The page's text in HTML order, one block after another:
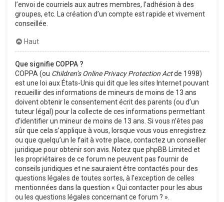
l’envoi de courriels aux autres membres, l’adhésion à des
groupes, etc. La création d’un compte est rapide et vivement
conseillée.
Haut
Que signifie COPPA ?
COPPA (ou Children’s Online Privacy Protection Actde 1998)
est une loi aux États-Unis qui dit que les sites Internet pouvant
recueillir des informations de mineurs de moins de 13 ans
doivent obtenir le consentement écrit des parents (ou d’un
tuteur légal) pour la collecte de ces informations permettant
d’identifier un mineur de moins de 13 ans. Si vous n’êtes pas
sûr que cela s’applique à vous, lorsque vous vous enregistrez
ou que quelqu’un le fait à votre place, contactez un conseiller
juridique pour obtenir son avis. Notez que phpBB Limited et
les propriétaires de ce forum ne peuvent pas fournir de
conseils juridiques et ne sauraient être contactés pour des
questions légales de toutes sortes, à l’exception de celles
mentionnées dans la question « Qui contacter pour les abus
ou les questions légales concernant ce forum ? ».